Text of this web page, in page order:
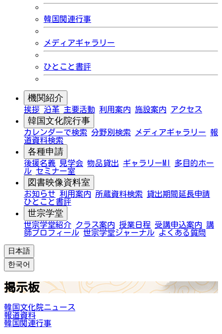
韓国関連行事
メディアギャラリー
ひとこと書評
機関紹介
挨拶 沿革 主要活動 利用案内 施設案内 アクセス
韓国文化院行事
カレンダーで検索 分野別検索 メディアギャラリー 報
道資料検索
各種申請
後援名義 見学会 物品貸出 ギャラリーMI
多目的ホー
ル セミナー室
図書映像資料室
お知らせ 利用案内 所蔵資料検索
貸出期間延長申請
ひとこと書評
世宗学堂
世宗学堂紹介 クラス案内 授業日程 受講申込案内 講
師プロフィール 世宗学堂ジャーナル よくある質問
日本語
한국어
掲示板
韓国文化院ニュース
報道資料
韓国関連行事